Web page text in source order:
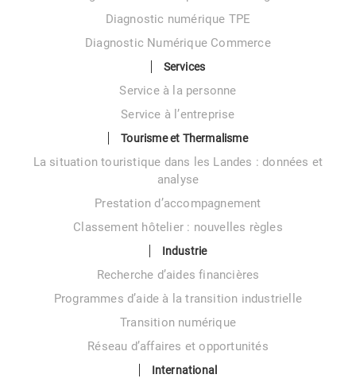
Diagnostic numérique TPE
Diagnostic Numérique Commerce
Services
Service à la personne
Service à l’entreprise
Tourisme et Thermalisme
La situation touristique dans les Landes : données et
analyse
Prestation d’accompagnement
Classement hôtelier : nouvelles règles
Industrie
Recherche d’aides financières
Programmes d’aide à la transition industrielle
Transition numérique
Réseau d’affaires et opportunités
International